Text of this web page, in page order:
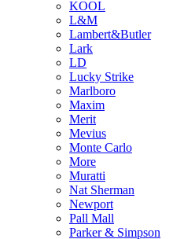
KOOL
L&M
Lambert&Butler
Lark
LD
Lucky Strike
Marlboro
Maxim
Merit
Mevius
Monte Carlo
More
Muratti
Nat Sherman
Newport
Pall Mall
Parker & Simpson